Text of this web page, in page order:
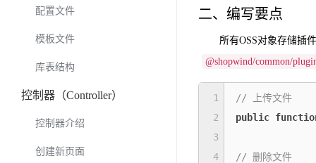
配置文件
模板文件
库表结构
控制器（Controller）
控制器介绍
创建新页面
二、编写要点
所有OSS对象存储插
@shopwind/common/
// 上传文件
public
// 删除文件
1
2
3
4